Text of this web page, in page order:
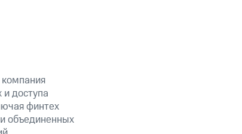
доступа
финтех
объединенных